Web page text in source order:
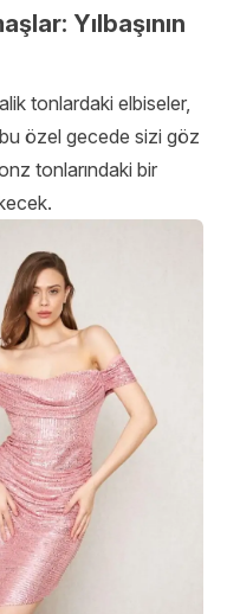
Yılbaşının
tonlardaki elbiseler,
bu özel gecede sizi göz
tonlarındaki bir